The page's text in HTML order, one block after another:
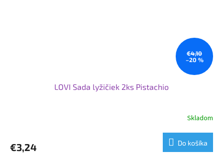
€4,10
–20 %
LOVI Sada lyžičiek 2ks Pistachio
Skladom
€3,24 Do košíka